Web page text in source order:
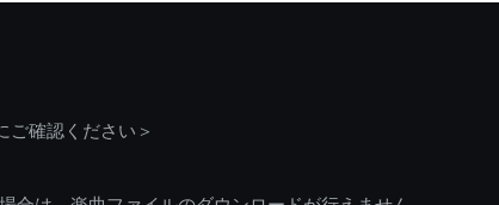
確認ください＞